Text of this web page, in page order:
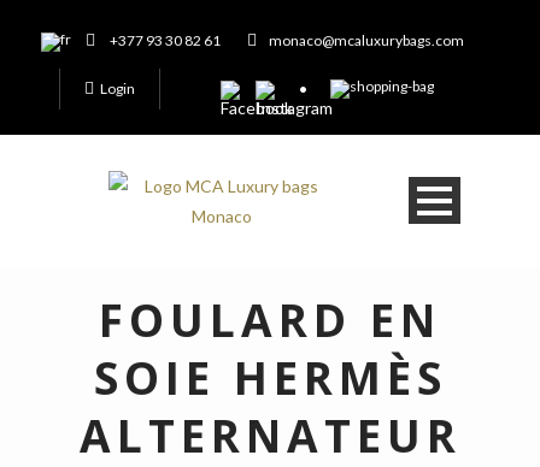
+377 93 30 82 61 monaco@mcaluxurybags.com
Login
FOULARD EN
SOIE HERMÈS
ALTERNATEUR